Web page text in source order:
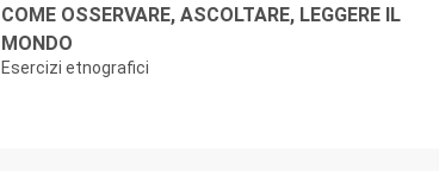
Titolo:
COME OSSERVARE, ASCOLTARE, LEGGERE IL
MONDO
Esercizi etnografici